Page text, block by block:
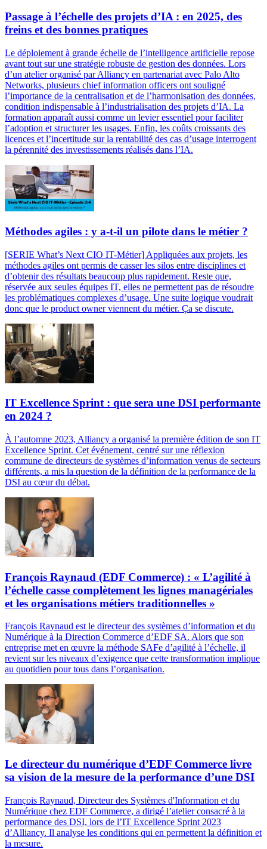
Passage à l’échelle des projets d’IA : en 2025, des
freins et des bonnes pratiques
Le déploiement à grande échelle de l’intelligence artificielle repose
avant tout sur une stratégie robuste de gestion des données. Lors
d’un atelier organisé par Alliancy en partenariat avec Palo Alto
Networks, plusieurs chief information officers ont souligné
l’importance de la centralisation et de l’harmonisation des données,
condition indispensable à l’industrialisation des projets d’IA. La
formation apparaît aussi comme un levier essentiel pour faciliter
l’adoption et structurer les usages. Enfin, les coûts croissants des
licences et l’incertitude sur la rentabilité des cas d’usage interrogent
la pérennité des investissements réalisés dans l’IA.
Méthodes agiles : y a-t-il un pilote dans le métier ?
[SERIE What’s Next CIO IT-Métier] Appliquées aux projets, les
méthodes agiles ont permis de casser les silos entre disciplines et
d’obtenir des résultats beaucoup plus rapidement. Reste que,
réservée aux seules équipes IT, elles ne permettent pas de résoudre
les problématiques complexes d’usage. Une suite logique voudrait
donc que le product owner viennent du métier. Ça se discute.
IT Excellence Sprint : que sera une DSI performante
en 2024 ?
À l’automne 2023, Alliancy a organisé la première édition de son IT
Excellence Sprint. Cet événement, centré sur une réflexion
commune de directeurs de systèmes d’information venus de secteurs
différents, a mis la question de la définition de la performance de la
DSI au cœur du débat.
François Raynaud (EDF Commerce) : « L’agilité à
l’échelle casse complètement les lignes managériales
et les organisations métiers traditionnelles »
François Raynaud est le directeur des systèmes d’information et du
Numérique à la Direction Commerce d’EDF SA. Alors que son
entreprise met en œuvre la méthode SAFe d’agilité à l’échelle, il
revient sur les niveaux d’exigence que cette transformation implique
au quotidien pour tous dans l’organisation.
Le directeur du numérique d’EDF Commerce livre
sa vision de la mesure de la performance d’une DSI
François Raynaud, Directeur des Systèmes d'Information et du
Numérique chez EDF Commerce, a dirigé l’atelier consacré à la
performance des DSI, lors de l’IT Excellence Sprint 2023
d’Alliancy. Il analyse les conditions qui en permettent la définition et
la mesure.